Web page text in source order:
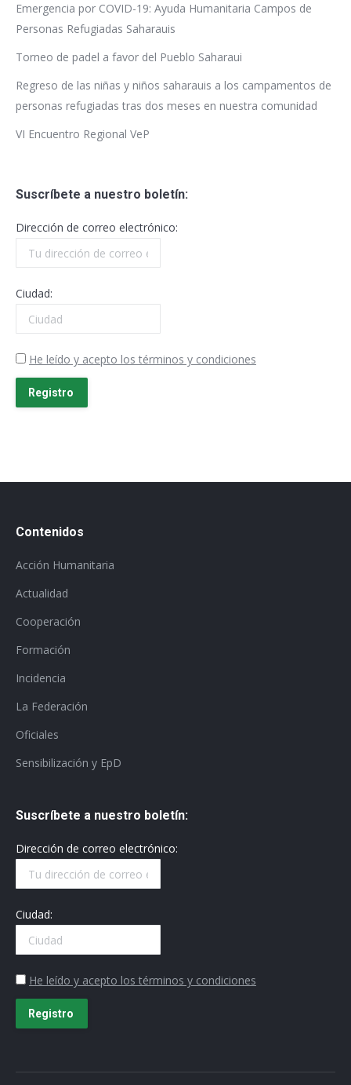
Emergencia por COVID-19: Ayuda Humanitaria Campos de
Personas Refugiadas Saharauis
Torneo de padel a favor del Pueblo Saharaui
Regreso de las niñas y niños saharauis a los campamentos de
personas refugiadas tras dos meses en nuestra comunidad
VI Encuentro Regional VeP
Suscríbete a nuestro boletín:
Dirección de correo electrónico:
Ciudad:
He leído y acepto los términos y condiciones
Contenidos
Acción Humanitaria
Actualidad
Cooperación
Formación
Incidencia
La Federación
Oficiales
Sensibilización y EpD
Suscríbete a nuestro boletín:
Dirección de correo electrónico:
Ciudad:
He leído y acepto los términos y condiciones